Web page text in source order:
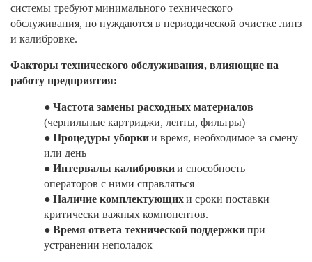
системы требуют минимального технического
обслуживания, но нуждаются в периодической очистке линз
и калибровке.
Факторы технического обслуживания, влияющие на
работу предприятия:
● Частота замены расходных материалов
(чернильные картриджи, ленты, фильтры)
● Процедуры уборкии время, необходимое за смену
или день
● Интервалы калибровкии способность
операторов с ними справляться
● Наличие комплектующихи сроки поставки
критически важных компонентов.
● Время ответа технической поддержкипри
устранении неполадок